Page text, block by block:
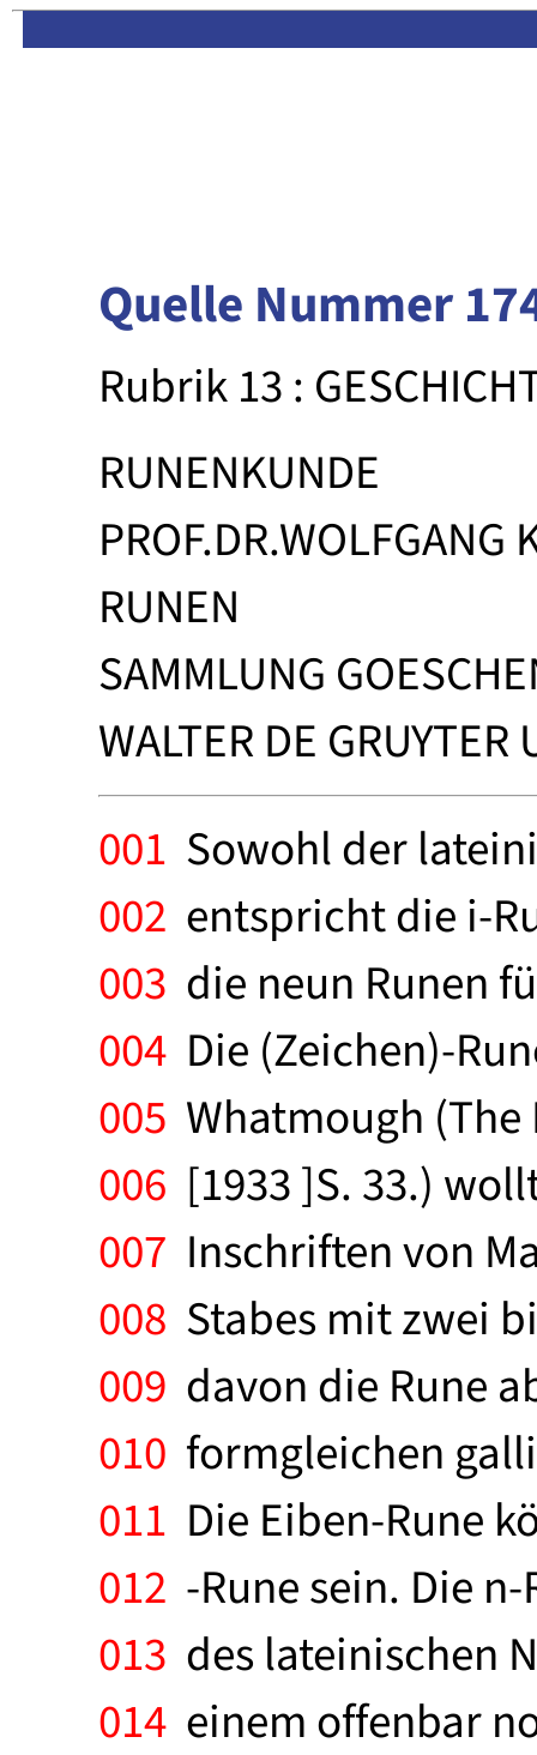
Quelle Nummer
Rubrik 13 :
RUNENKUNDE
PROF.DR.WOLFGANG
RUNEN
SAMMLUNG
WALTER DE
001 Sowohl der
002 entspricht die i-
003 die neun Runen
004 Die (Zeichen)-
005 Whatmough
006 [1933 ]S. 33.)
007 Inschriften von
008 Stabes mit zwei
009 davon die Rune
010 formgleichen
011 Die Eiben-Rune
012 -Rune sein. Die
013 des lateinischen
014 einem offenbar